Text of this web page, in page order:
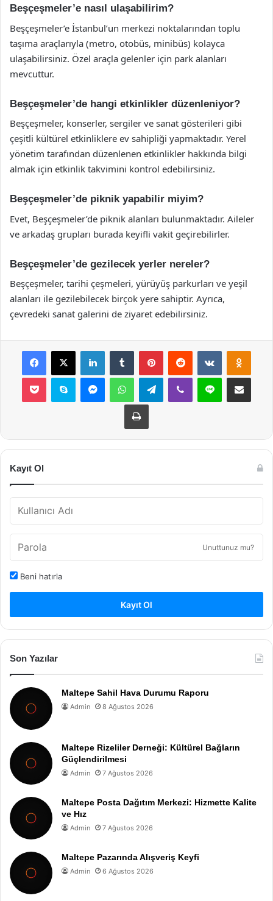
Beşçeşmeler’e nasıl ulaşabilirim?
Beşçeşmeler’e İstanbul’un merkezi noktalarından toplu
taşıma araçlarıyla (metro, otobüs, minibüs) kolayca
ulaşabilirsiniz. Özel araçla gelenler için park alanları
mevcuttur.
Beşçeşmeler’de hangi etkinlikler düzenleniyor?
Beşçeşmeler, konserler, sergiler ve sanat gösterileri gibi
çeşitli kültürel etkinliklere ev sahipliği yapmaktadır. Yerel
yönetim tarafından düzenlenen etkinlikler hakkında bilgi
almak için etkinlik takvimini kontrol edebilirsiniz.
Beşçeşmeler’de piknik yapabilir miyim?
Evet, Beşçeşmeler’de piknik alanları bulunmaktadır. Aileler
ve arkadaş grupları burada keyifli vakit geçirebilirler.
Beşçeşmeler’de gezilecek yerler nereler?
Beşçeşmeler, tarihi çeşmeleri, yürüyüş parkurları ve yeşil
alanları ile gezilebilecek birçok yere sahiptir. Ayrıca,
çevredeki sanat galerini de ziyaret edebilirsiniz.
Facebook
X LinkedInTumblr PinterestReddit VKontakte
Pocket Skype MessengerWhatsAppTelegramViber Line E-Posta ile
Yazdır
Kayıt Ol
Unuttunuz mu?
Beni hatırla
Kayıt Ol
Son Yazılar
Maltepe Sahil Hava Durumu Raporu
Admin 8 Ağustos 2026
Maltepe Rizeliler Derneği: Kültürel Bağların
Güçlendirilmesi
Admin 7 Ağustos 2026
Maltepe Posta Dağıtım Merkezi: Hizmette Kalite
ve Hız
Admin 7 Ağustos 2026
Maltepe Pazarında Alışveriş Keyfi
Admin 6 Ağustos 2026